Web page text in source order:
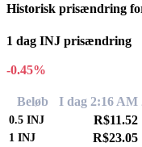
Historisk prisændring
1 dag INJ prisændring
-0.45%
Beløb I dag 2:16 AM
0.5 INJ R$11.52
1 INJ R$23.05